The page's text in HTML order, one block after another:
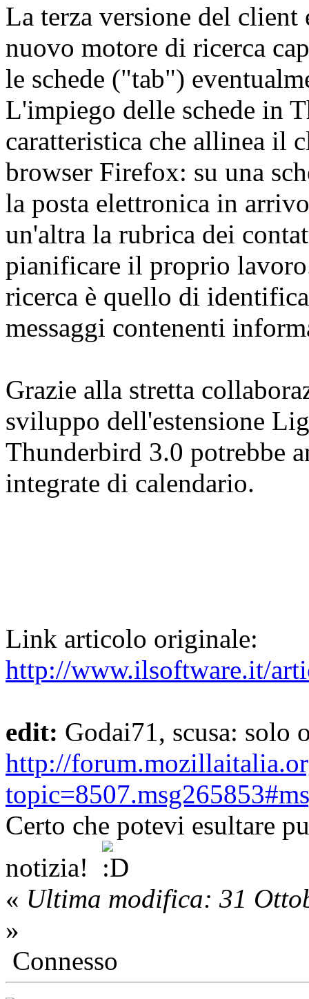
La terza versione del
nuovo motore di ricerca
le schede ("tab")
L'impiego delle schede in
caratteristica che allinea il
browser Firefox: su una
la posta elettronica in
un'altra la rubrica dei
pianificare il proprio
ricerca è quello di
messaggi contenenti
Grazie alla stretta
sviluppo dell'estensione
Thunderbird 3.0 potrebbe
integrate di calendario.
Link articolo originale:
http://www.ilsoftware.it/
edit: Godai71, scusa: solo
http://
Certo che potevi esultare
notizia!
« Ultima modifica: 31
»
Connesso